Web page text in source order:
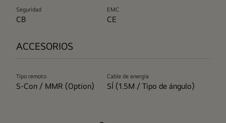
Seguridad
CB
EMC
CE
ACCESORIOS
Tipo remoto
S-Con / MMR (Option)
Cable de energía
SÍ (1.5M / Tipo de ángulo)